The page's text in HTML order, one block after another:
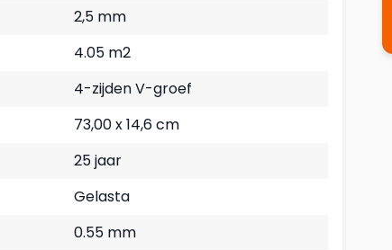
2,5 mm
4.05 m2
4-zijden V-groef
73,00 x 14,6 cm
25 jaar
Gelasta
0.55 mm